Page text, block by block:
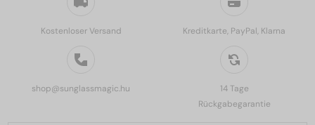
Kostenloser Versand Kreditkarte, PayPal, Klarna
shop@sunglassmagic.hu
14 Tage
Rückgabegarantie